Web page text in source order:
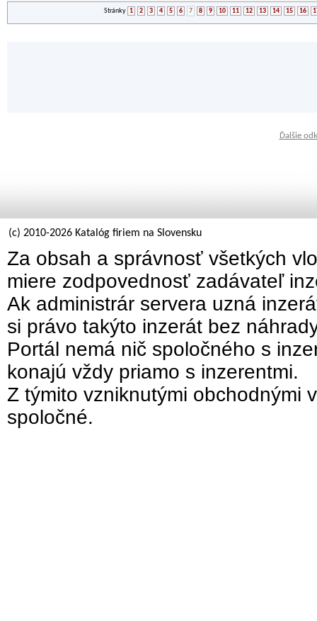
Stránky 1 2 3 4 5 6 7 8 9 10 11 12 13 14 15 16
Ďalšie
(c) 2010-2026 Katalóg firiem na Slovensku
Za obsah a správnosť všetkých
miere zodpovednosť zadávateľ
Ak administrár servera uzná
si právo takýto inzerát bez
Portál nemá nič spoločného s
konajú vždy priamo s inzerentmi.
Z týmito vzniknutými obchodnými
spoločné.